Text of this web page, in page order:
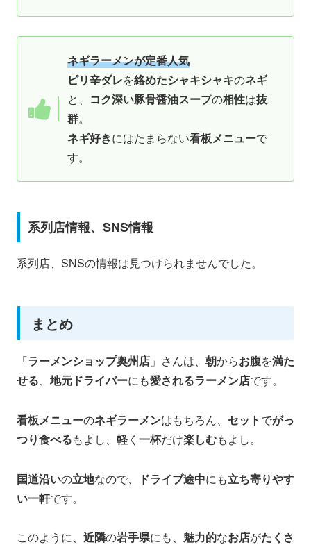
ネギラーメンが定番人気
ピリ辛ダレを絡めたシャキシャキのネギ
と、 コク深い豚骨醤油スープの相性は抜
群。
ネギ好きにはたまらない看板メニューで
す。
系列店情報、SNS情報
系列店、SNSの情報は見つけられませんでした。
まとめ
「ラーメンショップ奥州店 」さんは、 朝からお腹を満た
せる、 地元ドライバーにも愛されるラーメン店です。
看板メニューのネギラーメンはもちろん、 セットでがっ
つり食べるもよし、 軽く 一杯だけ楽しむもよし。
国道沿いの立地なので、 ドライブ途中にも立ち寄りやす
い一軒です。
このように、 近隣の岩手県にも、 魅力的なお店がたくさ